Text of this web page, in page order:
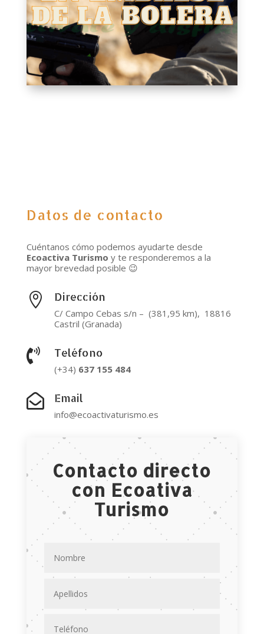
Datos de contacto
Cuéntanos cómo podemos ayudarte desde
Ecoactiva Turismo y te responderemos a la
mayor brevedad posible 😉
 Dirección
C/ Campo Cebas s/n – (381,95 km), 18816
Castril (Granada)
 Teléfono
(+34) 637 155 484
 Email
info@ecoactivaturismo.es
Contacto directo
con Ecoativa
Turismo